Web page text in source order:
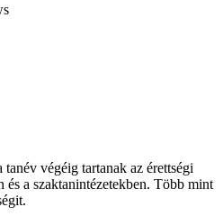
végéig tartanak az érettségi
és a szaktanintézetekben. Több mint